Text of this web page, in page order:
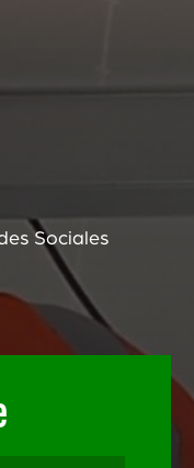
Sociales